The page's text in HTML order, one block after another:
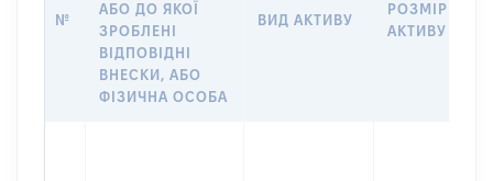
№
АБО ДО ЯКОЇ
ЗРОБЛЕНІ
ВІДПОВІДНІ
ВНЕСКИ, АБО
ФІЗИЧНА ОСОБА
ВИД АКТИВУ
РОЗМІР
АКТИВУ